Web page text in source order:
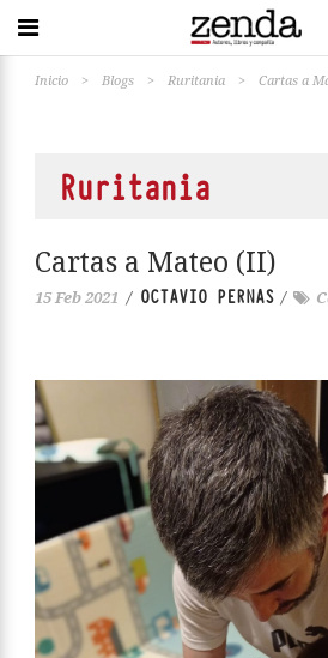
Inicio > Blogs > Ruritania > Cartas a
Ruritania
Cartas a Mateo (II)
15 Feb 2021 / OCTAVIO PERNAS /